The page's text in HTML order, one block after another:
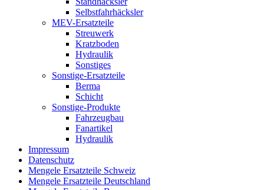
Selbstfahrhäcksler
MEV-Ersatzteile
Streuwerk
Kratzboden
Hydraulik
Sonstiges
Sonstige-Ersatzteile
Berma
Schicht
Sonstige-Produkte
Fahrzeugbau
Fanartikel
Hydraulik
Impressum
Datenschutz
Mengele Ersatzteile Schweiz
Mengele Ersatzteile Deutschland